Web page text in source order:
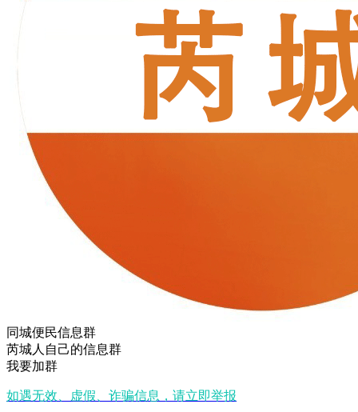
同城便民信息群
芮城人自己的信息群
我要加群
如遇无效、虚假、诈骗信息，请立即举报